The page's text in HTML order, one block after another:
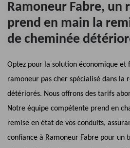
Ramoneur Fabre, un
prend en main la
de cheminée
Optez pour la solution économique et
ramoneur pas cher spécialisé dans la
détériorés. Nous offrons des tarifs
Notre équipe compétente prend en
remise en état de vos conduits,
confiance à Ramoneur Fabre pour